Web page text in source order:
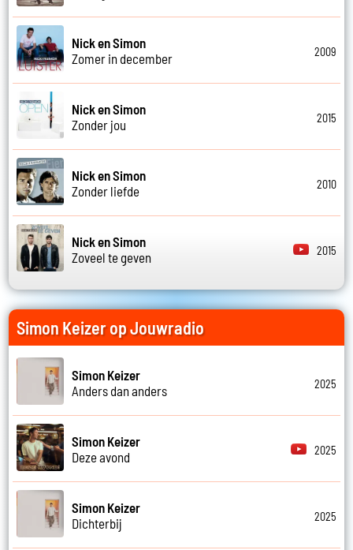
Nick en Simon
Zomer in december
2009
Nick en Simon
Zonder jou
2015
Nick en Simon
Zonder liefde
2010
Nick en Simon
Zoveel te geven
2015
Simon Keizer op Jouwradio
Simon Keizer
Anders dan anders
2025
Simon Keizer
Deze avond
2025
Simon Keizer
Dichterbij
2025